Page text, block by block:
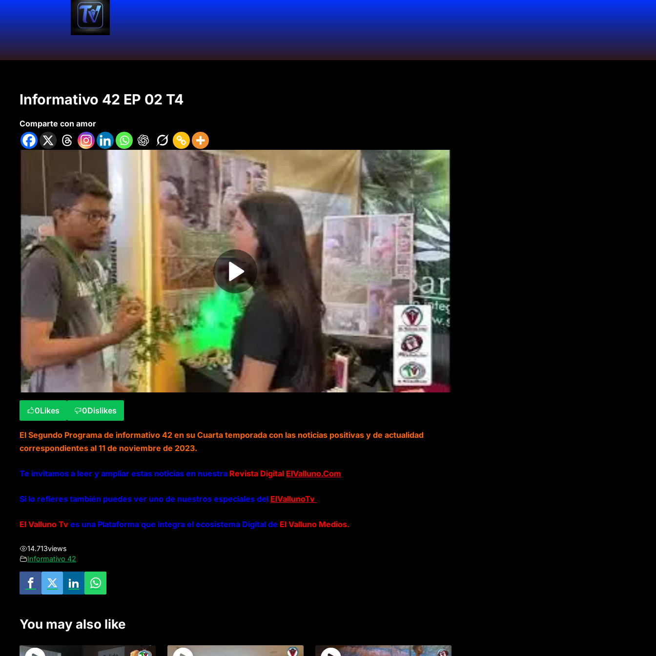
Informativo 42 EP 02 T4
Comparte con amor
0Likes 0Dislikes
El Segundo Programa de informativo 42 en su Cuarta temporada con las noticias positivas y de actualidad
correspondientes al 11 de noviembre de 2023.
Te invitamos a leer y ampliar estas noticias en nuestra Revista Digital ElValluno.Com
Si lo refieres también puedes ver uno de nuestros especiales del ElVallunoTv
El Valluno Tv es una Plataforma que integra el ecosistema Digital de El Valluno Medios.
14.713views
Informativo 42
You may also like